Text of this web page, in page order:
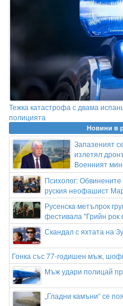
Тежка катастрофа с двама
полицията
Новини в
Запазеният
излетял
Военният
Психолог:
руския неофашист
Русенска метълрок
фестивала "Грийн рок
Скандал с яхтата на
Гонка със 77-годишен мъж,
Мъж удари полицай
„Гладни камъни“ се